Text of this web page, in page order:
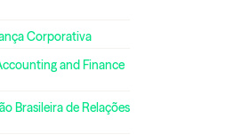
Corporativa
and Finance
Brasileira de Relações